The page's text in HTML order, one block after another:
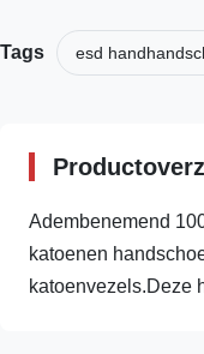
Tags esd
Adembenemend
katoenen
katoenvezels.Deze